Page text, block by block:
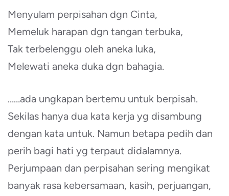
Menyulam perpisahan dgn Cinta,
Memeluk harapan dgn tangan terbuka,
Tak terbelenggu oleh aneka luka,
Melewati aneka duka dgn bahagia.
……ada ungkapan bertemu untuk berpisah.
Sekilas hanya dua kata kerja yg disambung
dengan kata untuk. Namun betapa pedih dan
perih bagi hati yg terpaut didalamnya.
Perjumpaan dan perpisahan sering mengikat
banyak rasa kebersamaan, kasih, perjuangan,